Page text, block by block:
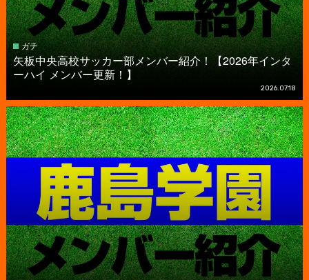
ガチ
矢板中央高校サッカー部メンバー紹介！【2026年インタ
ーハイ メンバー更新！】
2026.07.18